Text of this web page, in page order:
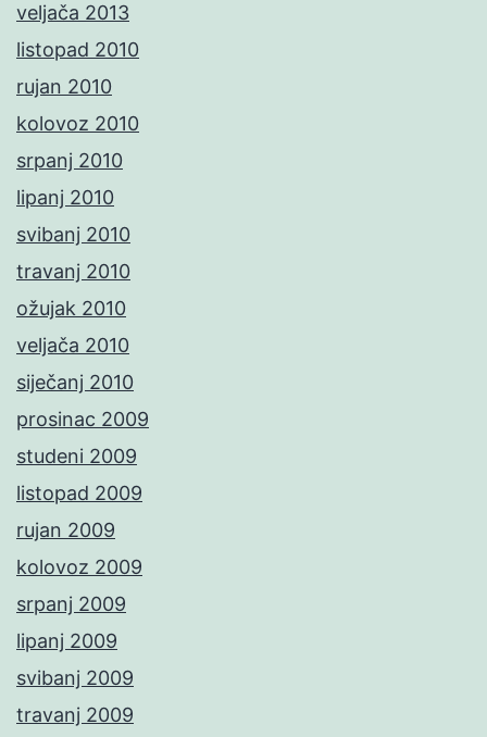
veljača 2013
listopad 2010
rujan 2010
kolovoz 2010
srpanj 2010
lipanj 2010
svibanj 2010
travanj 2010
ožujak 2010
veljača 2010
siječanj 2010
prosinac 2009
studeni 2009
listopad 2009
rujan 2009
kolovoz 2009
srpanj 2009
lipanj 2009
svibanj 2009
travanj 2009